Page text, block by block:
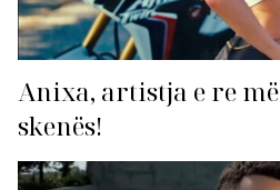
Anixa, artistja e re
skenës!